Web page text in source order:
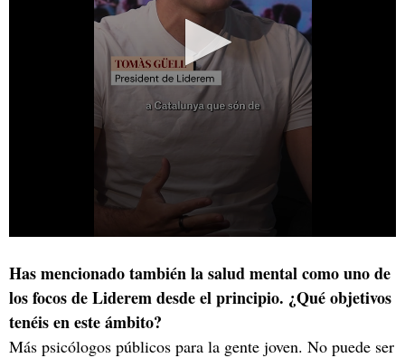
Has mencionado también la salud mental como uno de
los focos de Liderem desde el principio. ¿Qué objetivos
tenéis en este ámbito?
Más psicólogos públicos para la gente joven. No puede ser